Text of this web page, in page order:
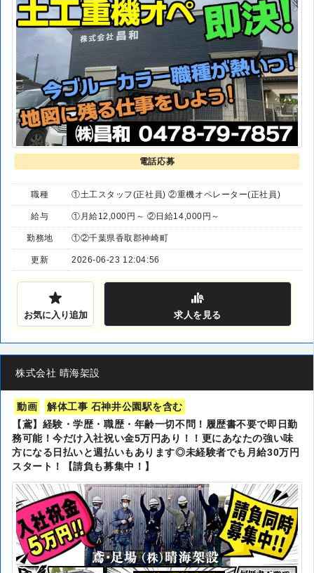
電話応募
職種 ①土工スタッフ(正社員) ②重機オペレーター(正社員)
給与 ①月給12,000円～ ②日給14,000円～
勤務地 ①②千葉県香取郡神崎町
更新 2026-06-23 12:04:56
お気に入り追加 求人 を見る
株式会社 晴海架設
動画
解体工事 石神井公園駅を含む
【鳶】経験・学歴・職歴・年齢一切不問！履歴書不要で即日勤
務可能！今だけ入社祝い金5万円あり！！更にあなたの強い味
方になる日払いと週払いもあります◎未経験者でも月給30万円
スタート！【請負も募集中！】